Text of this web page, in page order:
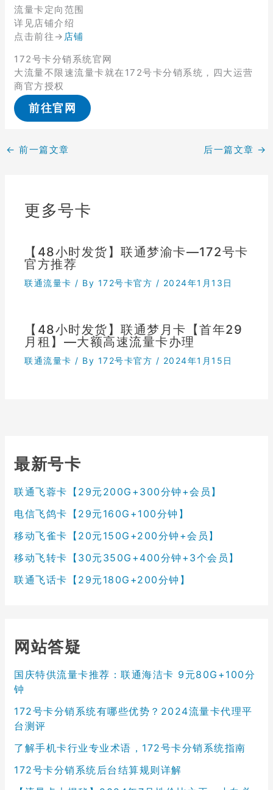
流量卡定向范围
详见店铺介绍
点击前往→ 店铺
172号卡分销系统官网
大流量不限速流量卡就在172号卡分销系统，四大运营
商官方授权
前往官网
← 前一篇文章 后一篇文章 →
更多号卡
【48小时发货】联通梦渝卡—172号卡
官方推荐
联通流量卡 / By 172号卡官方 / 2024年1月13日
【48小时发货】联通梦月卡【首年29
月租】—大额高速流量卡办理
联通流量卡 / By 172号卡官方 / 2024年1月15日
最新号卡
联通飞蓉卡【29元200G+300分钟+会员】
电信飞鸽卡【29元160G+100分钟】
移动飞雀卡【20元150G+200分钟+会员】
移动飞转卡【30元350G+400分钟+3个会员】
联通飞话卡【29元180G+200分钟】
网站答疑
国庆特供流量卡推荐：联通海洁卡 9元80G+100分
钟
172号卡分销系统有哪些优势？2024流量卡代理平
台测评
了解手机卡行业专业术语，172号卡分销系统指南
172号卡分销系统后台结算规则详解